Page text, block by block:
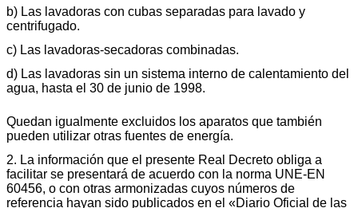
b) Las lavadoras con cubas separadas para lavado y
centrifugado.
c) Las lavadoras-secadoras combinadas.
d) Las lavadoras sin un sistema interno de calentamiento del
agua, hasta el 30 de junio de 1998.
Quedan igualmente excluidos los aparatos que también
pueden utilizar otras fuentes de energía.
2. La información que el presente Real Decreto obliga a
facilitar se presentará de acuerdo con la norma UNE-EN
60456, o con otras armonizadas cuyos números de
referencia hayan sido publicados en el «Diario Oficial de las